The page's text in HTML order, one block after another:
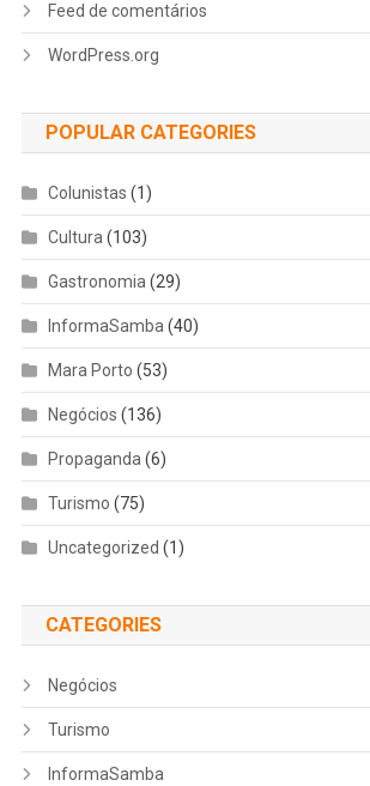
Feed de comentários
WordPress.org
POPULAR CATEGORIES
Colunistas (1)
Cultura (103)
Gastronomia (29)
InformaSamba (40)
Mara Porto (53)
Negócios (136)
Propaganda (6)
Turismo (75)
Uncategorized (1)
CATEGORIES
Negócios
Turismo
InformaSamba